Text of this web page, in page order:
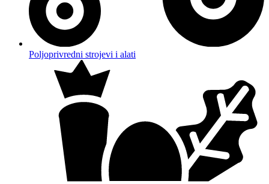
Poljoprivredni strojevi i alati